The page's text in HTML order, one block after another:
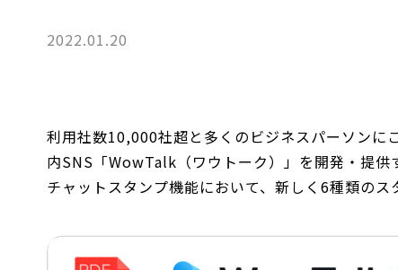
2022.01.20
利用社数10,000社超と多くのビジネスパーソンに
内SNS「WowTalk（ワウトーク）」を開発・提
チャットスタンプ機能において、新しく6種類のス